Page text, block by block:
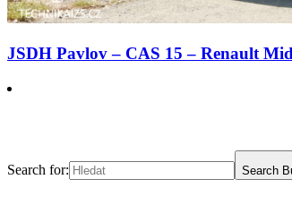
JSDH Pavlov – CAS 15 – Renault
Search for: Search